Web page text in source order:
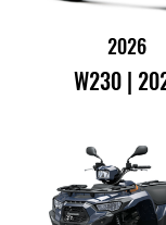
2026
W230 |